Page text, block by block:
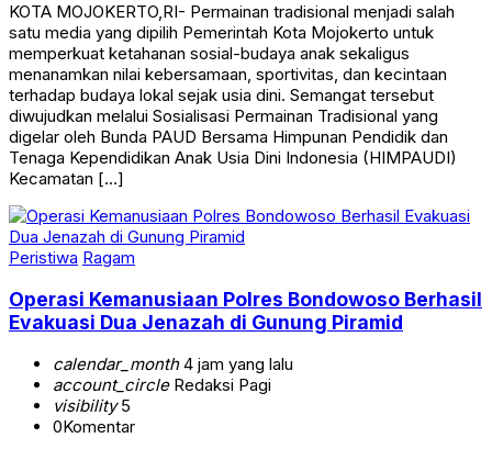
KOTA MOJOKERTO,RI- Permainan tradisional menjadi salah
satu media yang dipilih Pemerintah Kota Mojokerto untuk
memperkuat ketahanan sosial-budaya anak sekaligus
menanamkan nilai kebersamaan, sportivitas, dan kecintaan
terhadap budaya lokal sejak usia dini. Semangat tersebut
diwujudkan melalui Sosialisasi Permainan Tradisional yang
digelar oleh Bunda PAUD Bersama Himpunan Pendidik dan
Tenaga Kependidikan Anak Usia Dini Indonesia (HIMPAUDI)
Kecamatan […]
Peristiwa Ragam
Operasi Kemanusiaan Polres Bondowoso Berhasil
Evakuasi Dua Jenazah di Gunung Piramid
calendar_month4 jam yang lalu
account_circleRedaksi Pagi
visibility5
0Komentar